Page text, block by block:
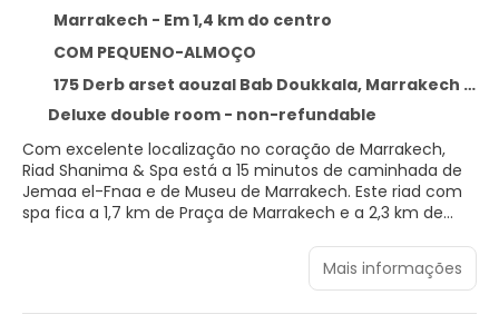
Marrakech - Em 1,4 km do centro
COM PEQUENO-ALMOÇO
175 Derb arset aouzal Bab Doukkala, Marrakech 40000
Deluxe double room - non-refundable
Com excelente localização no coração de Marrakech,
Riad Shanima & Spa está a 15 minutos de caminhada de
Jemaa el-Fnaa e de Museu de Marrakech. Este riad com
spa fica a 1,7 km de Praça de Marrakech e a 2,3 km de
Relaxe no spa de serviço completo, onde você pode
desfrutar de massagens, tratamentos para o corpo e
tratamentos faciais. Você certamente vai curtir as
Mais informações